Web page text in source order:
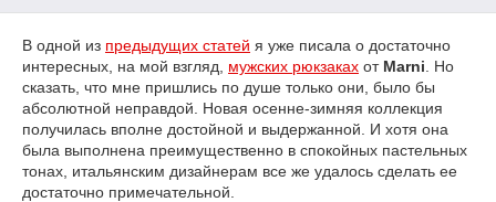
В одной из предыдущих статей я уже писала о достаточно
интересных, на мой взгляд, мужских рюкзаках от Marni . Но
сказать, что мне пришлись по душе только они, было бы
абсолютной неправдой. Новая осенне-зимняя коллекция
получилась вполне достойной и выдержанной. И хотя она
была выполнена преимущественно в спокойных пастельных
тонах, итальянским дизайнерам все же удалось сделать ее
достаточно примечательной.